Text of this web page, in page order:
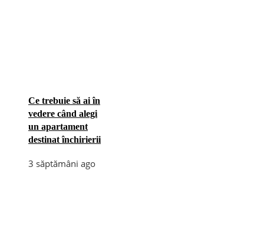
Ce trebuie să ai în
vedere când alegi
un apartament
destinat închirierii
3 săptămâni ago